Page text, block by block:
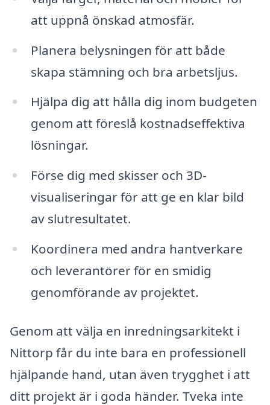
att uppnå önskad atmosfär.
Planera belysningen för att både
skapa stämning och bra arbetsljus.
Hjälpa dig att hålla dig inom budgeten
genom att föreslå kostnadseffektiva
lösningar.
Förse dig med skisser och 3D-
visualiseringar för att ge en klar bild
av slutresultatet.
Koordinera med andra hantverkare
och leverantörer för en smidig
genomförande av projektet.
Genom att välja en inredningsarkitekt i
Nittorp får du inte bara en professionell
hjälpande hand, utan även trygghet i att
ditt projekt är i goda händer. Tveka inte